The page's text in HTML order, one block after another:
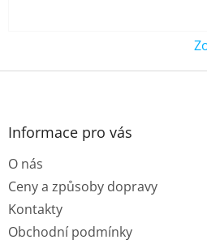
Z
Informace pro vás
O nás
Ceny a způsoby dopravy
Kontakty
Obchodní podmínky